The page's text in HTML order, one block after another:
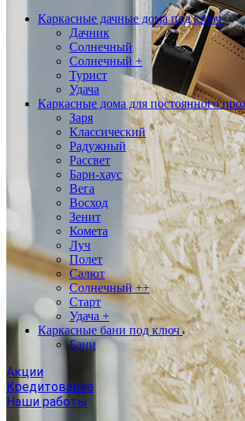
Каркасные дачные дома под ключ
Дачник
Солнечный
Солнечный +
Турист
Удача
Каркасные дома для постоянного
Заря
Классический
Радужный
Рассвет
Барн-хаус
Вега
Восход
Зенит
Комета
Луч
Полет
Салют
Солнечный ++
Старт
Удача +
Каркасные бани под ключ
Бани
Акции
Кредитование
Наши работы